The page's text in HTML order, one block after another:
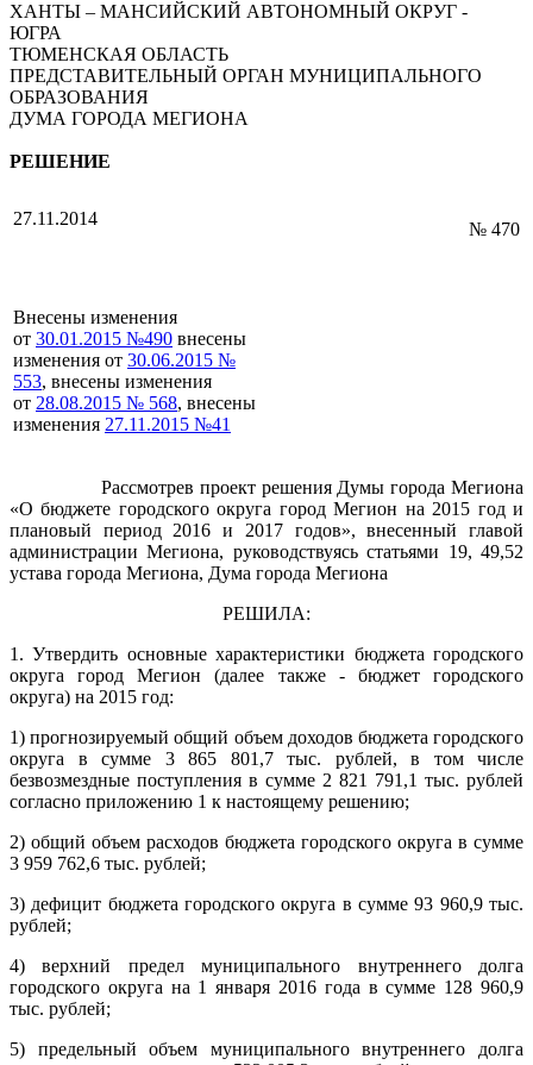
ХАНТЫ – МАНСИЙСКИЙ АВТОНОМНЫЙ ОКРУГ -
ЮГРА
ТЮМЕНСКАЯ ОБЛАСТЬ
ПРЕДСТАВИТЕЛЬНЫЙ ОРГАН МУНИЦИПАЛЬНОГО
ОБРАЗОВАНИЯ
ДУМА ГОРОДА МЕГИОНА
РЕШЕНИЕ
27.11.2014
№ 470
Внесены изменения
от 30.01.2015 №490 внесены
изменения от 30.06.2015 №
553, внесены изменения
от 28.08.2015 № 568, внесены
изменения 27.11.2015 №41
Рассмотрев проект решения Думы города Мегиона
«О бюджете городского округа город Мегион на 2015 год и
плановый период 2016 и 2017 годов», внесенный главой
администрации Мегиона, руководствуясь статьями 19, 49,52
устава города Мегиона, Дума города Мегиона
РЕШИЛА:
1. Утвердить основные характеристики бюджета городского
округа город Мегион (далее также - бюджет городского
округа) на 2015 год:
1) прогнозируемый общий объем доходов бюджета городского
округа в сумме 3 865 801,7 тыс. рублей, в том числе
безвозмездные поступления в сумме 2 821 791,1 тыс. рублей
согласно приложению 1 к настоящему решению;
2) общий объем расходов бюджета городского округа в сумме
3 959 762,6 тыс. рублей;
3) дефицит бюджета городского округа в сумме 93 960,9 тыс.
рублей;
4) верхний предел муниципального внутреннего долга
городского округа на 1 января 2016 года в сумме 128 960,9
тыс. рублей;
5) предельный объем муниципального внутреннего долга